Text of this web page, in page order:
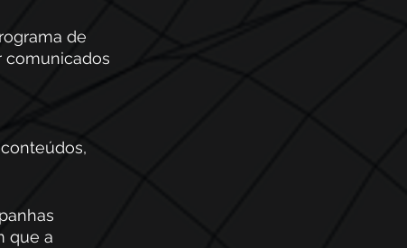
de
comunicados
que a